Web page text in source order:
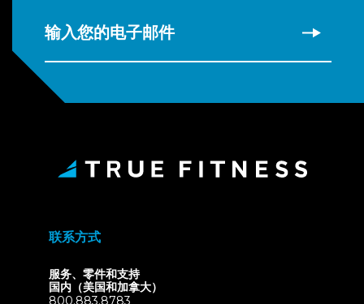
输入您的电子邮件
联系方式
服务、零件和支持
国内（美国和加拿大）
800.883.8783